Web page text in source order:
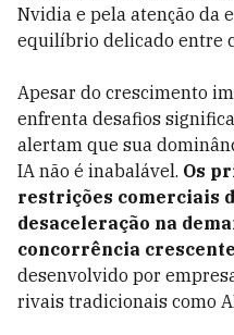
Nvidia e pela atenção da
equilíbrio delicado entre
Apesar do crescimento
enfrenta desafios
alertam que sua
IA não é inabalável. Os
restrições comerciais
desaceleração na
concorrência
desenvolvido por
rivais tradicionais como